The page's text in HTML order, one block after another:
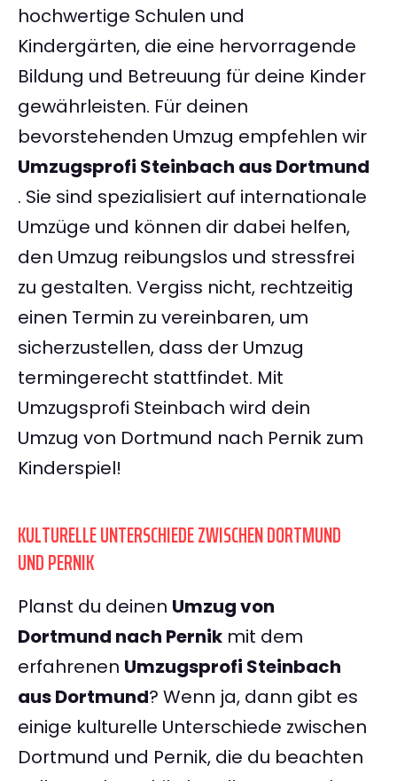
hochwertige Schulen und
Kindergärten, die eine hervorragende
Bildung und Betreuung für deine Kinder
gewährleisten. Für deinen
bevorstehenden Umzug empfehlen wir
Umzugsprofi Steinbach aus Dortmund
. Sie sind spezialisiert auf internationale
Umzüge und können dir dabei helfen,
den Umzug reibungslos und stressfrei
zu gestalten. Vergiss nicht, rechtzeitig
einen Termin zu vereinbaren, um
sicherzustellen, dass der Umzug
termingerecht stattfindet. Mit
Umzugsprofi Steinbach wird dein
Umzug von Dortmund nach Pernik zum
Kinderspiel!
KULTURELLE UNTERSCHIEDE ZWISCHEN DORTMUND
UND PERNIK
Planst du deinen Umzug von
Dortmund nach Pernik mit dem
erfahrenen Umzugsprofi Steinbach
aus Dortmund? Wenn ja, dann gibt es
einige kulturelle Unterschiede zwischen
Dortmund und Pernik, die du beachten